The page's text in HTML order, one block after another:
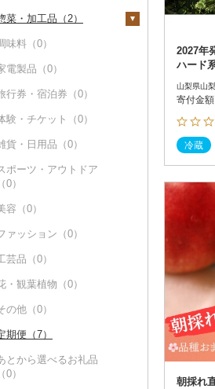
コシヒカリ（0）
はえぬき（0）
さがびより（0）
あきたこまち（0）
ひとめぼれ（0）
ミルキークィーン
ななつぼし（0）
その他米（0）
（3）
その他ぶどう・マスカ
ット（0）
（0）
ドライフルーツ（0）
その他果物（10）
びわ（0）
ブルーベリー（0）
パイナップル（0）
栗（0）
その他果物（10）
バター（0）
その他乳製品（0）
（0）
茶（0）
果汁飲料（104）
りんごジュース（1）
みかんジュース（オレ
ンジジュース）（0）
4）
紅茶（0）
その他飲料・ジュース
（0）
クッキー（0）
焼き菓子（0）
プリン（0）
ゼリー（0）
チョコレート（0）
カステラ（0）
アイス・ジェラート
（8）
その他洋菓子（0）
煎餅・おかき（0）
羊羹（0）
饅頭（0）
大福（0）
その他和菓子（0）
菜・加工品（2）
惣菜（0）
カレー・シチュー
スープ（0）
豆腐・納豆（0）
漬物（0）
缶詰・瓶詰（2）
肉（0）
魚（0）
果物（2）
ジャム（0）
乾物（0）
燻製（スモーク）
その他加工品（0）
味料（0）
電製品（0）
行券・宿泊券（0）
験・チケット（0）
貨・日用品（0）
ポーツ・アウトドア
（0）
容（0）
ァッション（0）
芸品（0）
・観葉植物（0）
の他（0）
期便（7）
とから選べるお礼品
（0）
コン
d払
金
2027年
ハード
の品種
山梨県山
寄付金額
冷蔵
朝採れ